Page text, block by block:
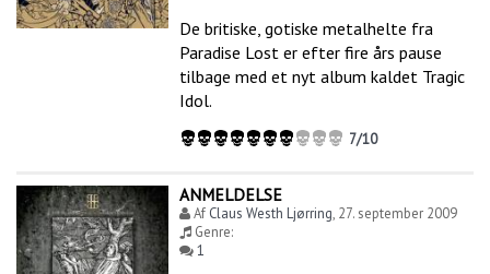
De britiske, gotiske metalhelte fra
Paradise Lost er efter fire års pause
tilbage med et nyt album kaldet Tragic
Idol.
7/10
ANMELDELSE
Af Claus Westh Ljørring, 27. september 2009
Genre:
1